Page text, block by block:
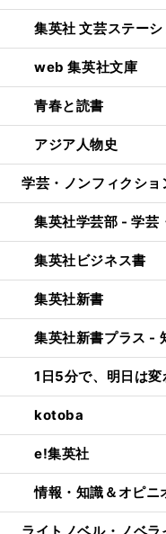
集英社 文芸ステー
web 集英社文庫
青春と読書
アジア人物史
学芸・ノンフィクショ
集英社学芸部 - 学芸
集英社ビジネス書
集英社新書
集英社新書プラス -
1日5分で、明日は
kotoba
e!集英社
情報・知識＆オピ